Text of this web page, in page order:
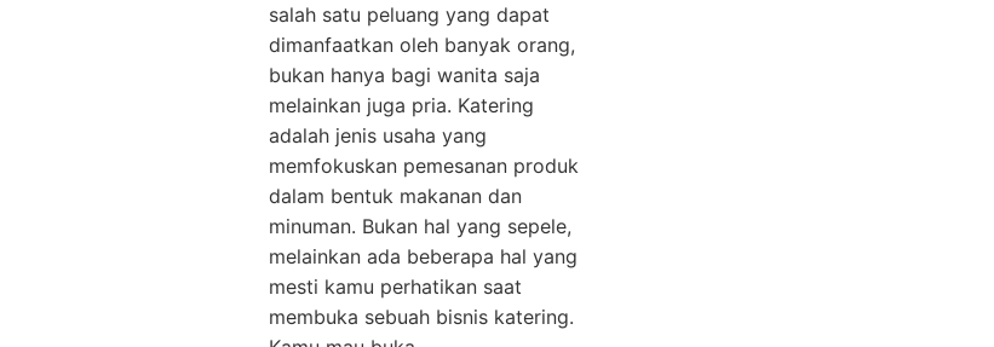
salah satu peluang yang dapat
dimanfaatkan oleh banyak orang,
bukan hanya bagi wanita saja
melainkan juga pria. Katering
adalah jenis usaha yang
memfokuskan pemesanan produk
dalam bentuk makanan dan
minuman. Bukan hal yang sepele,
melainkan ada beberapa hal yang
mesti kamu perhatikan saat
membuka sebuah bisnis katering.